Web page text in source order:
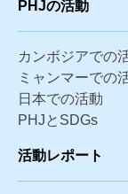
PHJの活動
カンボジアでの
ミャンマーでの
日本での活動
PHJとSDGs
活動レポート